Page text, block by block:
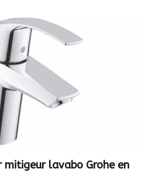
lavabo Grohe en